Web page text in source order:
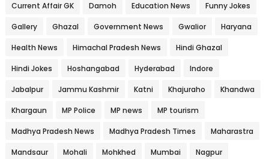
Current Affair GK Damoh Education News Funny Jokes
Gallery Ghazal Government News Gwalior Haryana
Health News Himachal Pradesh News Hindi Ghazal
Hindi Jokes Hoshangabad Hyderabad Indore
Jabalpur Jammu Kashmir Katni Khajuraho Khandwa
Khargaun MP Police MP news MP tourism
Madhya Pradesh News Madhya Pradesh Times Maharastra
Mandsaur Mohali Mohkhed Mumbai Nagpur